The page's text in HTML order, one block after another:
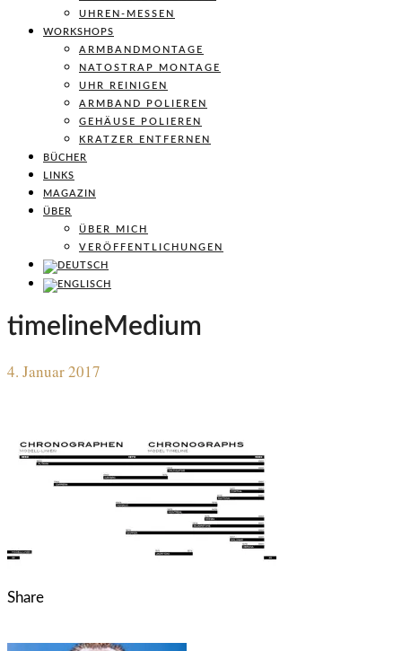
UHREN-MESSEN
WORKSHOPS
ARMBANDMONTAGE
NATOSTRAP MONTAGE
UHR REINIGEN
ARMBAND POLIEREN
GEHÄUSE POLIEREN
KRATZER ENTFERNEN
BÜCHER
LINKS
MAGAZIN
ÜBER
ÜBER MICH
VERÖFFENTLICHUNGEN
timelineMedium
4. Januar 2017
Share